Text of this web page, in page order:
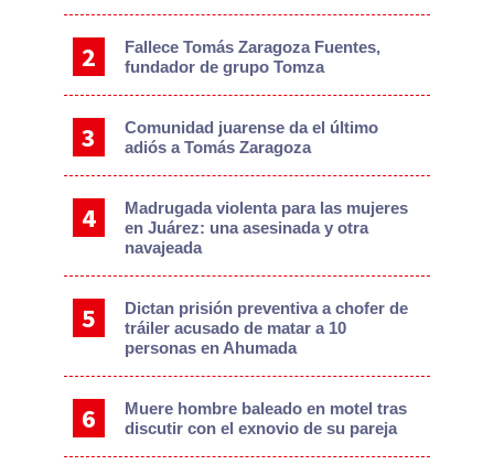
Fallece Tomás Zaragoza Fuentes,
fundador de grupo Tomza
Comunidad juarense da el último
adiós a Tomás Zaragoza
Madrugada violenta para las mujeres
en Juárez: una asesinada y otra
navajeada
Dictan prisión preventiva a chofer de
tráiler acusado de matar a 10
personas en Ahumada
Muere hombre baleado en motel tras
discutir con el exnovio de su pareja